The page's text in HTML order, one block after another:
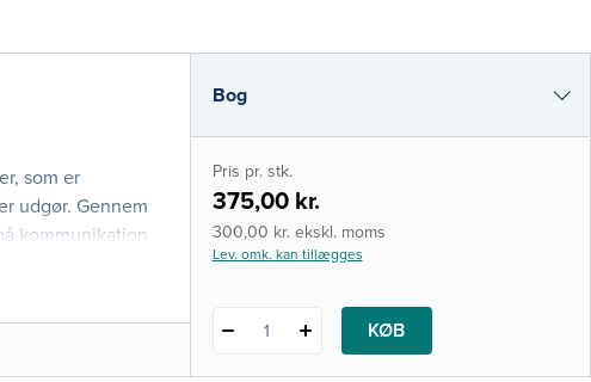
som er
udgør. Gennem
kommunikation
Bog
e-bog
i-bog
Pris pr. stk.
375,00 kr.
300,00 kr. ekskl. moms
Lev. omk. kan tillægges
1 KØB